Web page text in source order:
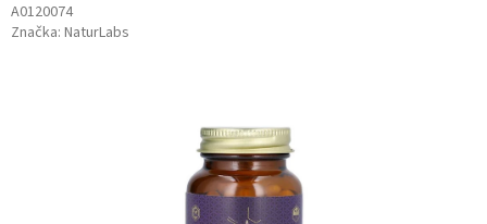
A0120074
Značka: NaturLabs